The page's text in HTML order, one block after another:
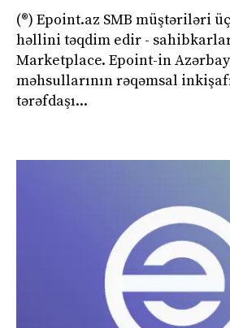
(®) Epoint.az SMB müştəriləri
həllini təqdim edir -
Marketplace. Epoint-in
məhsullarının rəqəmsal
tərəfdaşı...